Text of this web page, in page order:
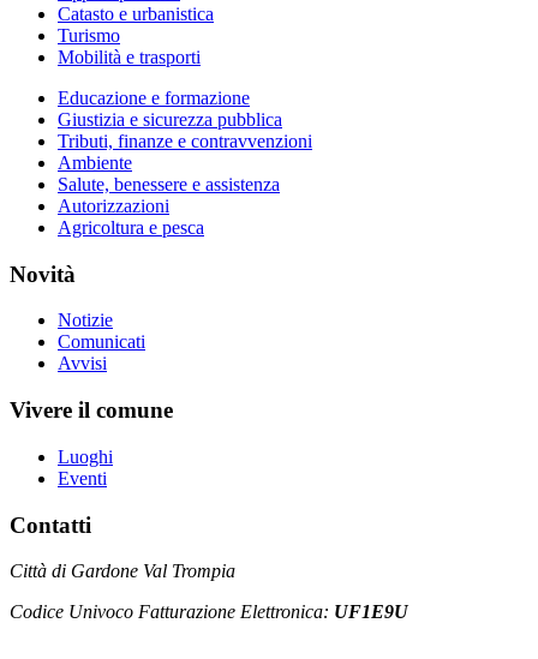
Catasto e urbanistica
Turismo
Mobilità e trasporti
Educazione e formazione
Giustizia e sicurezza pubblica
Tributi, finanze e contravvenzioni
Ambiente
Salute, benessere e assistenza
Autorizzazioni
Agricoltura e pesca
Novità
Notizie
Comunicati
Avvisi
Vivere il comune
Luoghi
Eventi
Contatti
Città di Gardone Val Trompia
Codice Univoco Fatturazione Elettronica: UF1E9U